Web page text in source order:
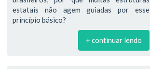
estatais não agem guiadas por esse
princípio básico?
+ continuar lendo